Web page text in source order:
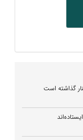
گذاشته است